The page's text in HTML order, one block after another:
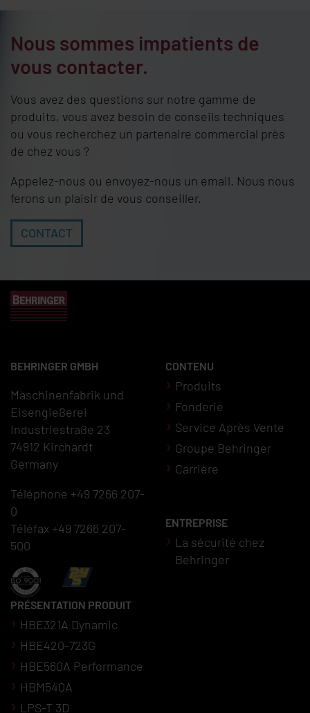
Nous sommes impatients de
vous contacter.
Vous avez des questions sur notre gamme de
produits, vous avez besoin de conseils techniques
ou vous recherchez un partenaire commercial près
de chez vous ?
Appelez-nous ou envoyez-nous un email. Nous nous
ferons un plaisir de vous conseiller.
CONTACT
BEHRINGER GMBH
Maschinenfabrik und
Eisengießerei
Industriestraße 23
74912 Kirchardt
Germany
Téléphone +49 7266 207-
0
Téléfax +49 7266 207-
500
CONTENU
Produits
Fonderie
Service Après Vente
Groupe Behringer
Carrière
ENTREPRISE
La sécurité chez
Behringer
PRÉSENTATION PRODUIT
HBE321A Dynamic
HBE420-723G
HBE560A Performance
HBM540A
LPS-T 3D